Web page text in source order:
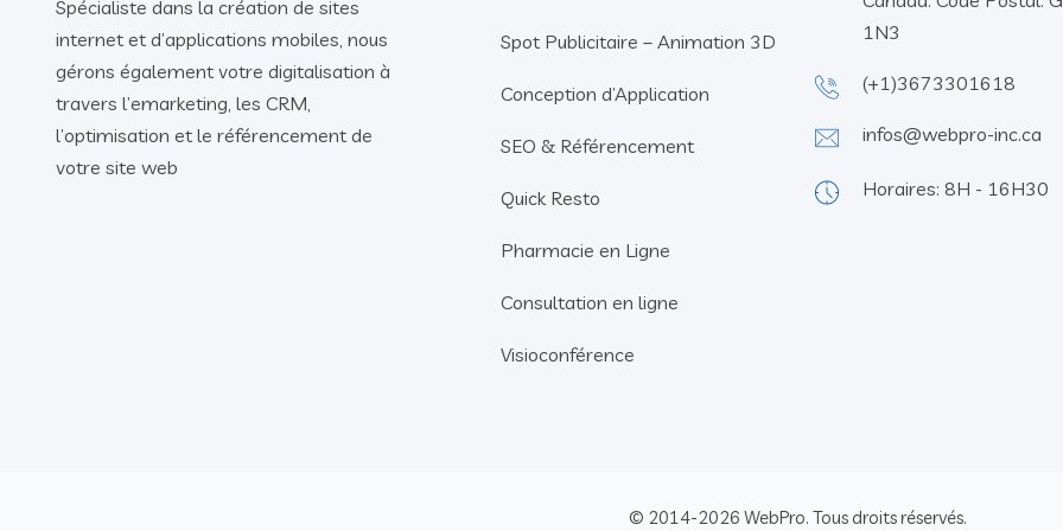
Spécialiste dans la création de sites
internet et d’applications mobiles, nous
gérons également votre digitalisation à
travers l’emarketing, les CRM,
l’optimisation et le référencement de
votre site web
Spot Publicitaire – Animation 3D
Conception d’Application
SEO & Référencement
Quick Resto
Pharmacie en Ligne
Consultation en ligne
Visioconférence
1N3
(+1)3673301618
infos@webpro-inc.ca
Horaires: 8H - 16H30
© 2014-2026 WebPro. Tous droits réservés.